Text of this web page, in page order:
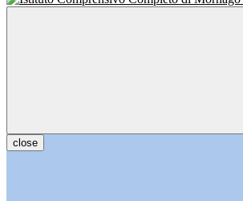
close